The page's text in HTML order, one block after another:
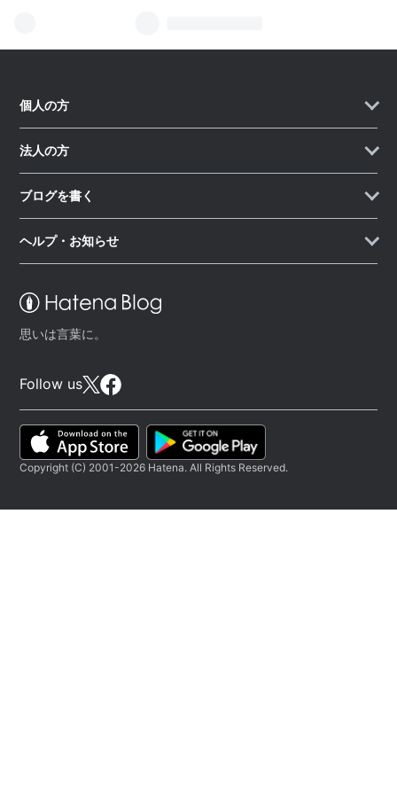
思いは言葉に。
Follow us
個人の方
法人の方
ブログを書く
ヘルプ・お知らせ
Copyright (C) 2001-2026 Hatena. All Rights Reserved.